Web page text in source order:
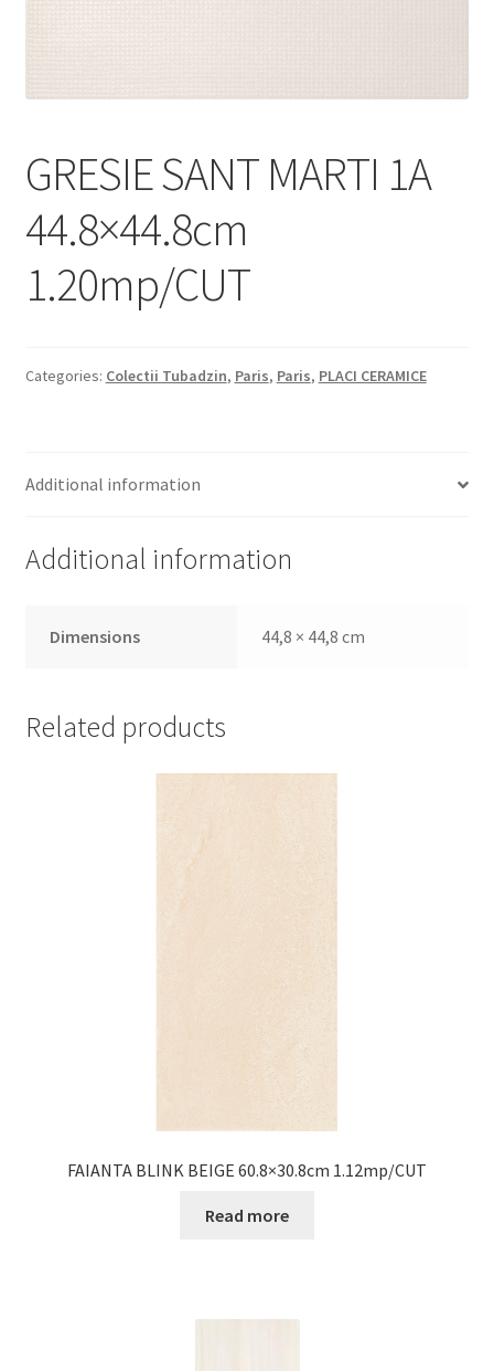
Magazin
Plată
GRESIE SANT MARTI 1A
44.8×44.8cm
1.20mp/CUT
Categories: Colectii Tubadzin, Paris, Paris, PLACI CERAMICE
Additional information
Additional information
Dimensions 44,8 × 44,8 cm
Related products
FAIANTA BLINK BEIGE 60.8×30.8cm 1.12mp/CUT
Read more